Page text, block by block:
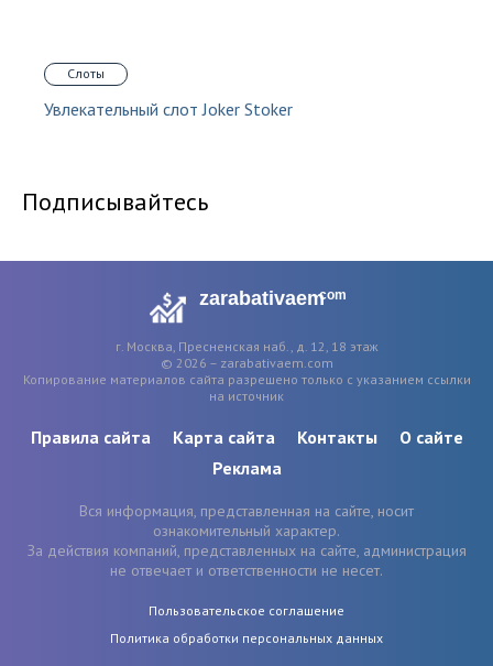
Слоты
Увлекательный слот Joker Stoker
Подписывайтесь
zarabativaemcom
г. Москва, Пресненская наб., д. 12, 18 этаж
© 2026 – zarabativaem.com
Копирование материалов сайта разрешено только с указанием ссылки
на источник
Правила сайта Карта сайта Контакты
О сайте
Реклама
Вся информация, представленная на сайте, носит
ознакомительный характер.
За действия компаний, представленных на сайте, администрация
не отвечает и ответственности не несет.
Пользовательское соглашение
Политика обработки персональных данных